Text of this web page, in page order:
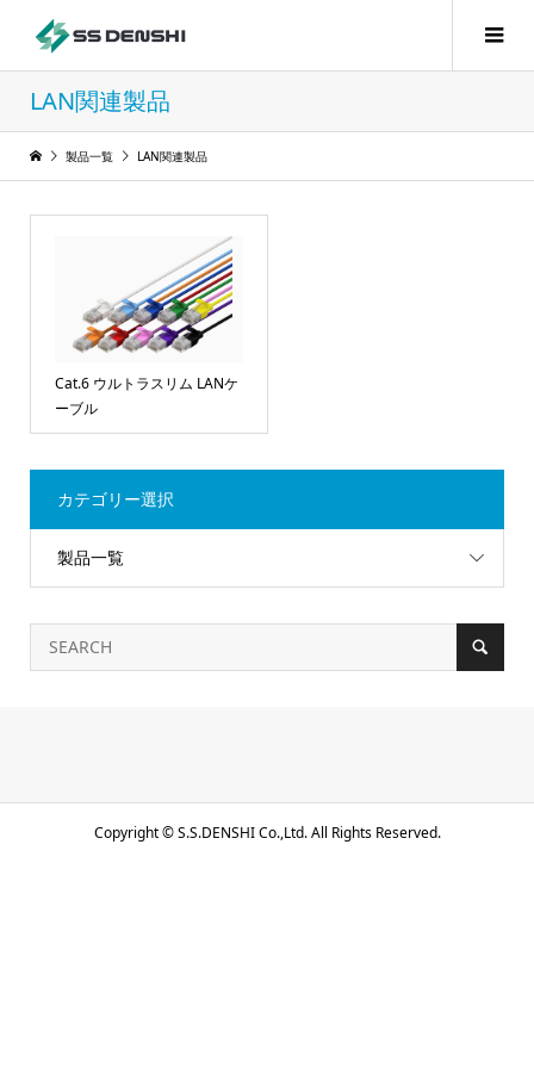
LAN関連製品
製品一覧 LAN関連製品
Cat.6 ウルトラスリム LANケ
ーブル
カテゴリー選択
製品一覧
Copyright ©S.S.DENSHI Co.,Ltd. All Rights Reserved.